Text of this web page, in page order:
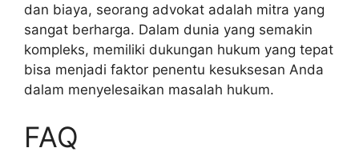
dan biaya, seorang advokat adalah mitra yang
sangat berharga. Dalam dunia yang semakin
kompleks, memiliki dukungan hukum yang tepat
bisa menjadi faktor penentu kesuksesan Anda
dalam menyelesaikan masalah hukum.
FAQ